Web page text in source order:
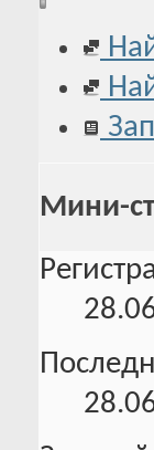
Мини-